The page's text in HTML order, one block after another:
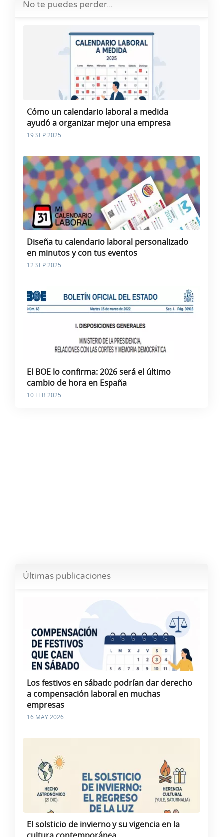
No te puedes perder...
Cómo un calendario laboral a medida
ayudó a organizar mejor una empresa
19 SEP 2025
Diseña tu calendario laboral personalizado
en minutos y con tus eventos
12 SEP 2025
El BOE lo confirma: 2026 será el último
cambio de hora en España
10 FEB 2025
Últimas publicaciones
Los festivos en sábado podrían dar derecho
a compensación laboral en muchas
empresas
16 MAY 2026
El solsticio de invierno y su vigencia en la